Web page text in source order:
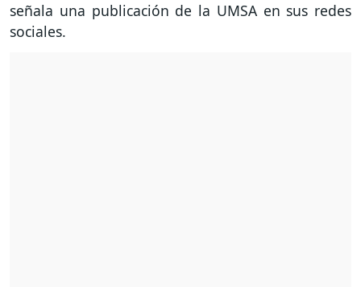
señala una publicación de la UMSA en sus redes
sociales.